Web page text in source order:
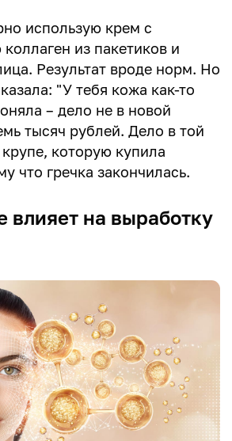
использую крем с
из пакетиков и
Результат вроде норм. Но
"У тебя кожа как-то
– дело не в новой
тысяч рублей. Дело в той
которую купила
что гречка закончилась.
влияет на выработку